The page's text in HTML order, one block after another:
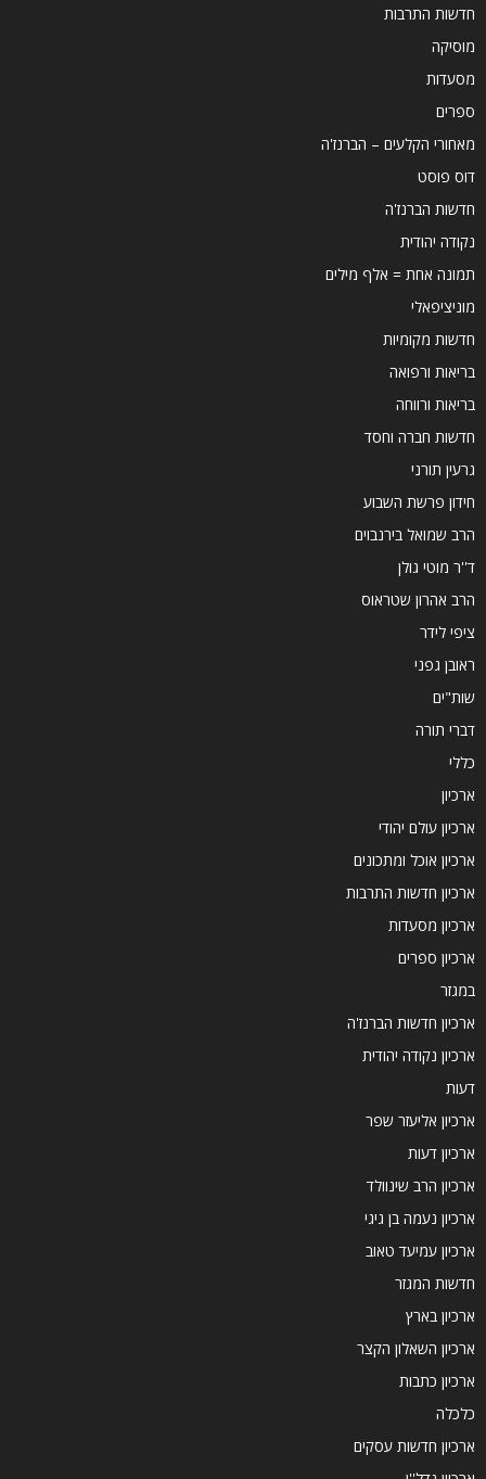
חדשות התרבות
מוסיקה
מסעדות
ספרים
מאחורי הקלעים – הברנז'ה
דוס פוסט
חדשות הברנז'ה
נקודה יהודית
תמונה אחת = אלף מילים
מוניציפאלי
חדשות מקומיות
בריאות ורפואה
בריאות ורווחה
חדשות חברה וחסד
גרעין תורני
חידון פרשת השבוע
הרב שמואל בירנבוים
ד''ר מוטי גולן
הרב אהרון שטראוס
ציפי לידר
ראובן גפני
שות"ים
דברי תורה
כללי
ארכיון
ארכיון עולם יהודי
ארכיון אוכל ומתכונים
ארכיון חדשות התרבות
ארכיון מסעדות
ארכיון ספרים
במגזר
ארכיון חדשות הברנז'ה
ארכיון נקודה יהודית
דעות
ארכיון אליעזר שפר
ארכיון דעות
ארכיון הרב שינוולד
ארכיון נעמה בן גיגי
ארכיון עמיעד טאוב
חדשות המגזר
ארכיון בארץ
ארכיון השאלון הקצר
ארכיון כתבות
כלכלה
ארכיון חדשות עסקים